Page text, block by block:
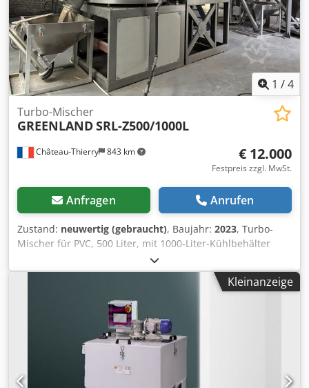
1 /4
Château-Thierry 843 km
Turbo-Mischer
GREENLANDSRL-Z500/1000L
€ 12.000
Festpreis zzgl. MwSt.
Anfragen Anrufen
Zustand: neuwertig (gebraucht), Baujahr: 2023, Turbo-
Mischer für PVC, 500 Liter, mit 1000-Liter-Kühlbehälter
Baujahr: 2023 Motor: 75 kW Dksdsxvrqkepfx Abrer
Kleinanzeige